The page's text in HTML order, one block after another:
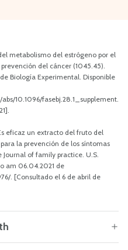
metabolismo del estrógeno por el
del cáncer (1045.45).
Biología Experimental. Disponible
10.1096/fasebj.28.1_supplement.
eficaz un extracto del fruto del
la prevención de los síntomas
of family practice. U.S.
am 06.04.2021 de
. [Consultado el 6 de abril de